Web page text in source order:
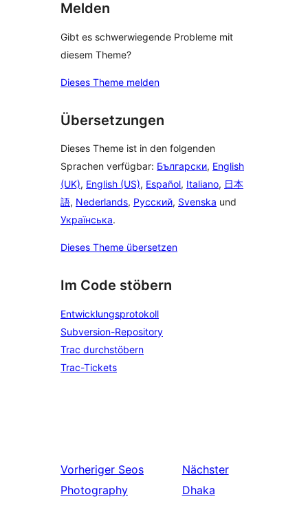
Melden
Gibt es schwerwiegende Probleme mit
diesem Theme?
Dieses Theme melden
Übersetzungen
Dieses Theme ist in den folgenden
Sprachen verfügbar: Български, English
(UK), English (US), Español, Italiano, 日本
語, Nederlands, Русский, Svenska und
Українська.
Dieses Theme übersetzen
Im Code stöbern
Entwicklungsprotokoll
Subversion-Repository
Trac durchstöbern
Trac-Tickets
Vorheriger Seos
Photography
Nächster
Dhaka